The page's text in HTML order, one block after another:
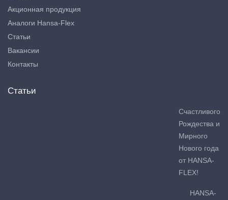
Акционная продукция
Аналоги Hansa-Flex
Статьи
Вакансии
Контакты
Статьи
Счастливого
Рождества и
Мирного
Нового года
от HANSA-
FLEX!
HANSA-